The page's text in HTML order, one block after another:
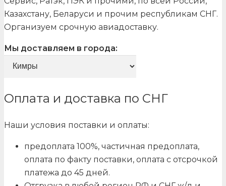
Казахстану, Беларуси и прочим республикам СНГ.
Организуем срочную авиадоставку.
Мы доставляем в города:
Оплата и доставка по СНГ
Наши условия поставки и оплаты:
предоплата 100%, частичная предоплата,
оплата по факту поставки, оплата с отсрочкой
платежа до 45 дней.